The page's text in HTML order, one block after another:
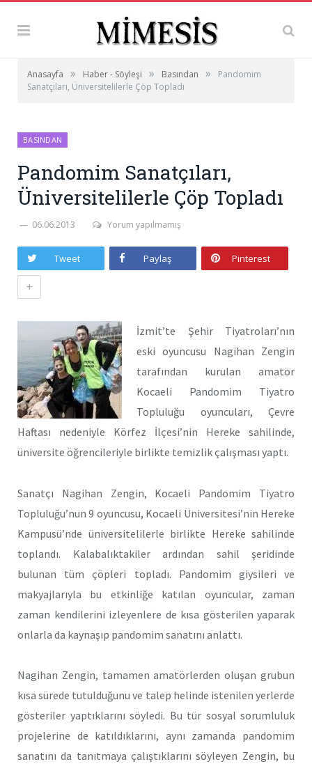
Anasayfa » Haber - Söyleşi » Basından »
Pandomim
Sanatçıları, Üniversitelilerle Çöp Topladı
BASINDAN
Pandomim Sanatçıları,
Üniversitelilerle Çöp Topladı
06.06.2013 Yorum yapılmamış
Tweet Paylaş Pinterest
+
İzmit’te Şehir Tiyatroları’nın
eski oyuncusu Nagihan Zengin
tarafından kurulan amatör
Kocaeli Pandomim Tiyatro
Topluluğu oyuncuları, Çevre
Haftası nedeniyle Körfez İlçesi’nin Hereke sahilinde,
üniversite öğrencileriyle birlikte temizlik çalışması yaptı.
Sanatçı Nagihan Zengin, Kocaeli Pandomim Tiyatro
Topluluğu’nun 9 oyuncusu, Kocaeli Üniversitesi’nin Hereke
Kampusü’nde üniversitelilerle birlikte Hereke sahilinde
toplandı. Kalabalıktakiler ardından sahil şeridinde
bulunan tüm çöpleri topladı. Pandomim giysileri ve
makyajlarıyla bu etkinliğe katılan oyuncular, zaman
zaman kendilerini izleyenlere de kısa gösterilen yaparak
onlarla da kaynaşıp pandomim sanatını anlattı.
Nagihan Zengin, tamamen amatörlerden oluşan grubun
kısa sürede tutulduğunu ve talep helinde istenilen yerlerde
gösteriler yaptıklarını söyledi. Bu tür sosyal sorumluluk
projelerine de katıldıklarını, aynı zamanda pandomim
sanatını da tanıtmaya çalıştıklarını söyleyen Zengin, bu